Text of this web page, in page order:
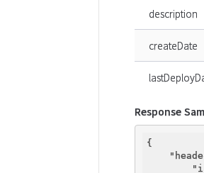
description
createDate
Response
{